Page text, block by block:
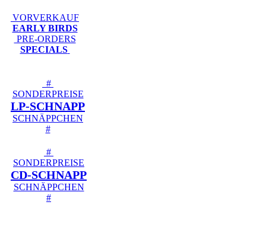
VORVERKAUF
EARLY BIRDS
PRE-ORDERS
SPECIALS
#
SONDERPREISE
LP-SCHNAPP
SCHNÄPPCHEN
#
#
SONDERPREISE
CD-SCHNAPP
SCHNÄPPCHEN
#